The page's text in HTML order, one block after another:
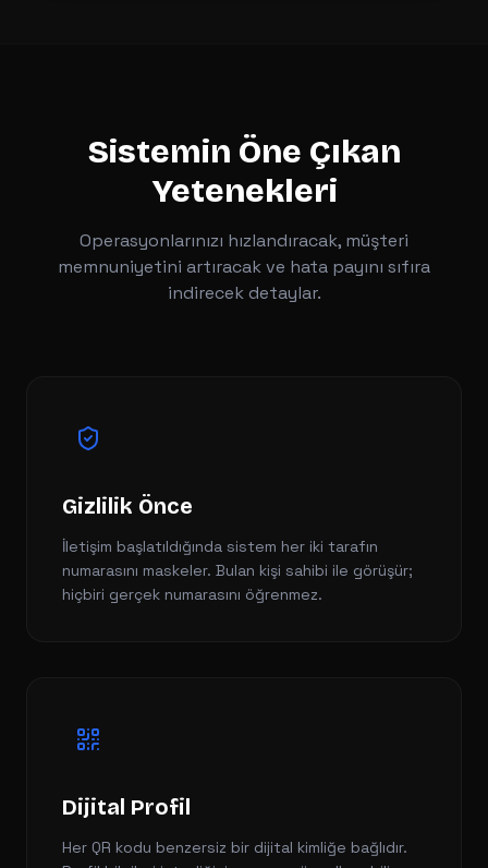
Sistemin Öne Çıkan
Yetenekleri
Operasyonlarınızı hızlandıracak, müşteri
memnuniyetini artıracak ve hata payını sıfıra
indirecek detaylar.
Gizlilik Önce
İletişim başlatıldığında sistem her iki tarafın
numarasını maskeler. Bulan kişi sahibi ile görüşür;
hiçbiri gerçek numarasını öğrenmez.
Dijital Profil
Her QR kodu benzersiz bir dijital kimliğe bağlıdır.